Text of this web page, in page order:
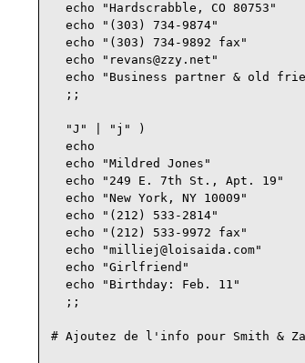
  echo "Hardscrabble, CO 80753"
  echo "(303) 734-9874"
  echo "(303) 734-9892 fax"
  echo "revans@zzy.net"
echo "Business partner & old
  ;;
  "J" | "j" )
  echo
  echo "Mildred Jones"
  echo "249 E. 7th St., Apt. 19"
  echo "New York, NY 10009"
  echo "(212) 533-2814"
  echo "(212) 533-9972 fax"
  echo "milliej@loisaida.com"
  echo "Girlfriend"
  echo "Birthday: Feb. 11"
  ;;
# Ajoutez de l'info pour Smith &